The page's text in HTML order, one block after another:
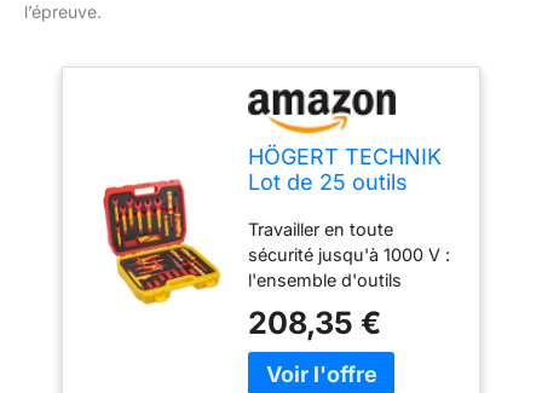
l’épreuve.
HÖGERT TECHNIK
Lot de 25 outils
1000 V tournevis
manuel, tournevis
plat et cruciforme,
pinces, test de
tension, coffret en
plastique
Travailler en toute
sécurité jusqu'à 1000 V :
l'ensemble d'outils
et approuvé pour les
travaux sous tension
jusqu'à 1000 V – Idéal
208,35 €